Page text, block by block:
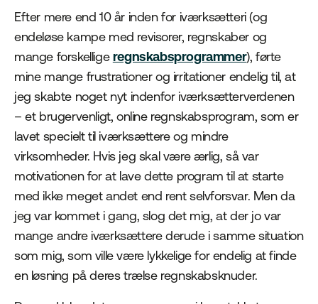
Efter mere end 10 år inden for iværksætteri (og
endeløse kampe med revisorer, regnskaber og
mange forskelligeregnskabsprogrammer), førte
mine mange frustrationer og irritationer endelig til, at
jeg skabte noget nyt indenfor iværksætterverdenen
– et brugervenligt, online regnskabsprogram, som er
lavet specielt til iværksættere og mindre
virksomheder. Hvis jeg skal være ærlig, så var
motivationen for at lave dette program til at starte
med ikke meget andet end rent selvforsvar. Men da
jeg var kommet i gang, slog det mig, at der jo var
mange andre iværksættere derude i samme situation
som mig, som ville være lykkelige for endelig at finde
en løsning på deres trælse regnskabsknuder.